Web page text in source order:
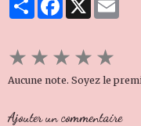
★★★★★
Aucune note. Soyez le
Ajouter un commentaire